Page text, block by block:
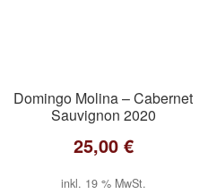
Domingo Molina – Cabernet
Sauvignon 2020
25,00 €
inkl. 19 % MwSt.